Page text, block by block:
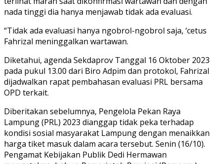
nada tinggi dia hanya menjawab tidak ada evaluasi.
“Tidak ada evaluasi hanya ngobrol-ngobrol saja, ‘cetus
Fahrizal meninggalkan wartawan.
Diketahui, agenda Sekdaprov Tanggal 16 Oktober 2023
pada pukul 13.00 dari Biro Adpim dan protokol, Fahrizal
dijadwalkan rapat pembahasan evaluasi PRL bersama
OPD terkait.
Diberitakan sebelumnya, Pengelola Pekan Raya
Lampung (PRL) 2023 dianggap tidak peka terhadap
kondisi sosial masyarakat Lampung dengan menaikkan
harga tiket masuk dalam acara tersebut. Senin (16/10).
Pengamat Kebijakan Publik Dedi Hermawan